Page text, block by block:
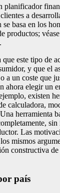
planificador
a
basa en los
productos;
que este tipo de
y que el
a un coste que
ahora elegir un
existen
calculadora,
herramienta
Las
mismos
constructiva
país